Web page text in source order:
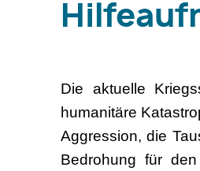
Die aktuelle
humanitäre
Aggression, die
Bedrohung für